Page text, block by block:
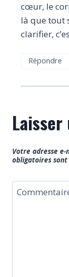
cœur, le
là que tout
clarifier,
Répondre
Votre adresse
obligatoires